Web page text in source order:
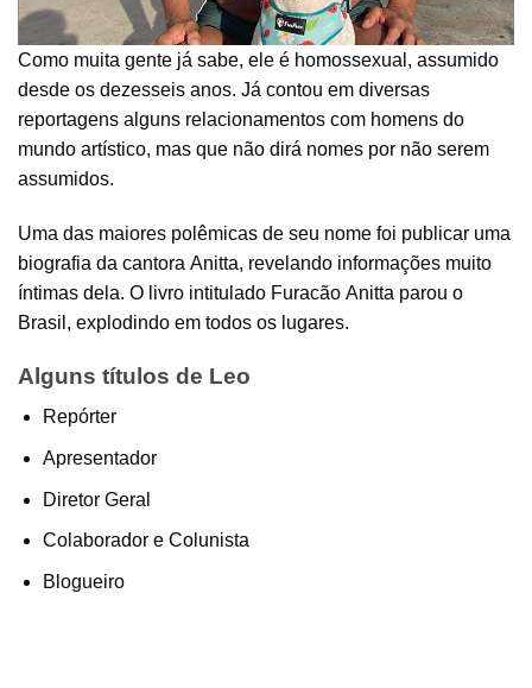
Como muita gente já sabe, ele é homossexual, assumido
desde os dezesseis anos. Já contou em diversas
reportagens alguns relacionamentos com homens do
mundo artístico, mas que não dirá nomes por não serem
assumidos.
Uma das maiores polêmicas de seu nome foi publicar uma
biografia da cantora Anitta, revelando informações muito
íntimas dela. O livro intitulado Furacão Anitta parou o
Brasil, explodindo em todos os lugares.
Alguns títulos de Leo
Repórter
Apresentador
Diretor Geral
Colaborador e Colunista
Blogueiro